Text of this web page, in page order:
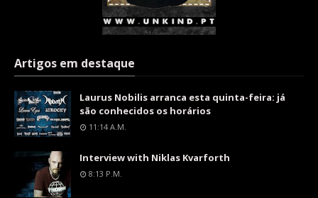
Artigos em destaque
Laurus Nobilis arranca esta quinta-feira: já
são conhecidos os horários
11:14 A.m.
Interview with Niklas Kvarforth
8:13 P.m.